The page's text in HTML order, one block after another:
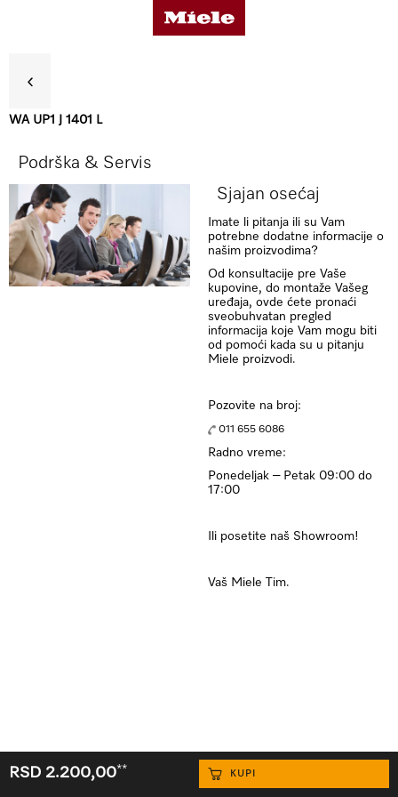
Podrška & Servis
RSD 2.200,00** KUPI
WA UP1 J 1401 L
Podrška & Servis
Sjajan osećaj
Imate li pitanja ili su Vam
potrebne dodatne informacije o
našim proizvodima?
Od konsultacije pre Vaše
kupovine, do montaže Vašeg
uređaja, ovde ćete pronaći
sveobuhvatan pregled
informacija koje Vam mogu biti
od pomoći kada su u pitanju
Miele proizvodi.
Pozovite na broj:
011 655 6086
Radno vreme:
Ponedeljak – Petak 09:00 do
17:00
Ili posetite naš Showroom!
Vaš Miele Tim.